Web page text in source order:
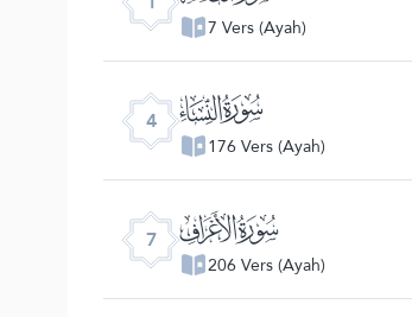
7 Vers (Ayah)
4 ﮐ
176 Vers (Ayah)
7 ﮓ
206 Vers (Ayah)